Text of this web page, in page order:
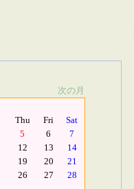
次の月
Thu Fri
Sat
5 6
7
12 13
14
19 20
21
26 27
28